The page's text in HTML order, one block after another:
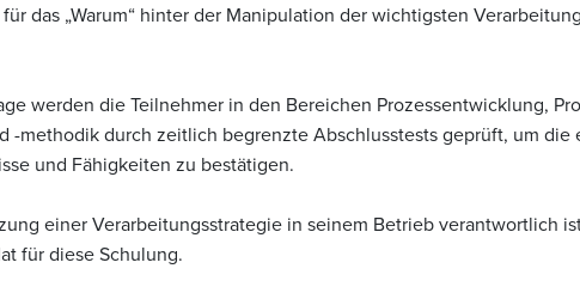
das „Warum“ hinter der Manipulation der wichtigsten
werden die Teilnehmer in den Bereichen Prozessentwicklung,
-methodik durch zeitlich begrenzte Abschlusstests geprüft, um
und Fähigkeiten zu bestätigen.
einer Verarbeitungsstrategie in seinem Betrieb verantwortlich
für diese Schulung.